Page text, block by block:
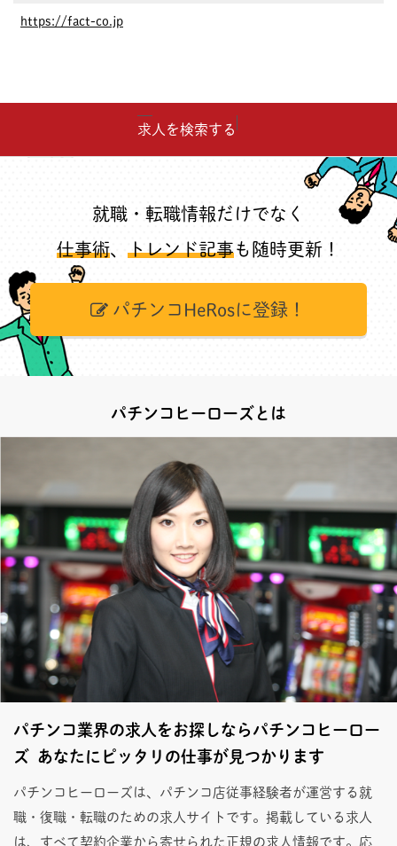
https://fact-co.jp
求人を検索する
就職・転職情報だけでなく
仕事術、 トレンド記事も随時更新！
パチンコHeRosに登録！
パチンコヒーローズとは
パチンコ業界の求人をお探しならパチンコヒーロー
ズ あなたにピッタリの仕事が見つかります
パチンコヒーローズは、パチンコ店従事経験者が運営する就
職・復職・転職のための求人サイトです。掲載している求人
は、すべて契約企業から寄せられた正規の求人情報です。応